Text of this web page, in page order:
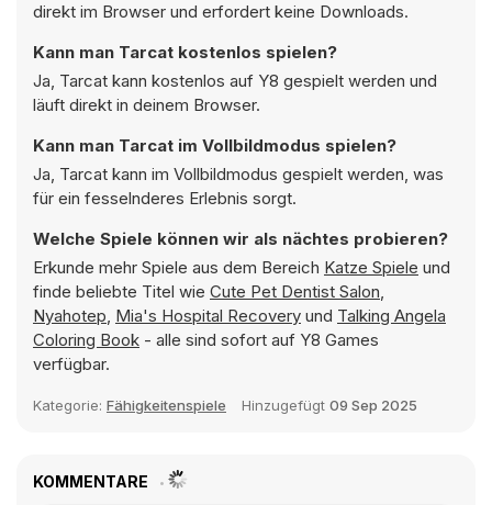
direkt im Browser und erfordert keine Downloads.
Kann man Tarcat kostenlos spielen?
Ja, Tarcat kann kostenlos auf Y8 gespielt werden und
läuft direkt in deinem Browser.
Kann man Tarcat im Vollbildmodus spielen?
Ja, Tarcat kann im Vollbildmodus gespielt werden, was
für ein fesselnderes Erlebnis sorgt.
Welche Spiele können wir als nächtes probieren?
Erkunde mehr Spiele aus dem Bereich Katze Spiele und
finde beliebte Titel wie Cute Pet Dentist Salon,
Nyahotep, Mia's Hospital Recovery und Talking Angela
Coloring Book - alle sind sofort auf Y8 Games
verfügbar.
Kategorie: Fähigkeitenspiele Hinzugefügt 09 Sep 2025
KOMMENTARE